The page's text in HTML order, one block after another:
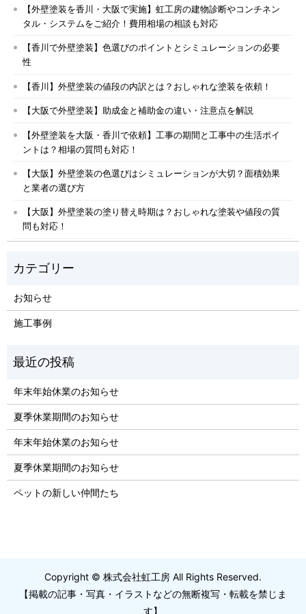
【外壁塗装を香川・大阪で実施】虹工房の建物診断やコンチネン
タル・システムをご紹介！費用相場の相談も対応
【香川で外壁塗装】色選びのポイントとシミュレーションの必要
性
【香川】外壁塗装の値段の内訳とは？おしゃれな塗装を依頼！
【大阪で外壁塗装】助成金と補助金の違い・注意点を解説
【外壁塗装を大阪・香川で依頼】工事の期間と工事中の生活ポイ
ントは？相場の質問も対応！
【大阪】外壁塗装の色選びはシミュレーションが大切？面積効果
と業者の選び方
【大阪】外壁塗装の塗り替え時期は？おしゃれな塗装や値段の質
問も対応！
お知らせ
施工事例
年末年始休業のお知らせ
夏季休業期間のお知らせ
年末年始休業のお知らせ
夏季休業期間のお知らせ
ペットの新しい仲間たち
Copyright © 株式会社虹工房 All Rights Reserved.
【掲載の記事・写真・イラストなどの無断複写・転載を禁じま
す】